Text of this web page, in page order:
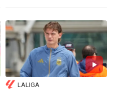
LALIGA